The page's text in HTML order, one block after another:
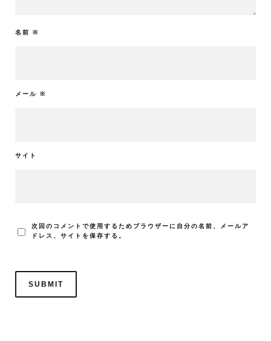
名前 ※
メール ※
サイト
次回のコメントで使用するためブラウザーに自分の名前、メールア
ドレス、サイトを保存する。